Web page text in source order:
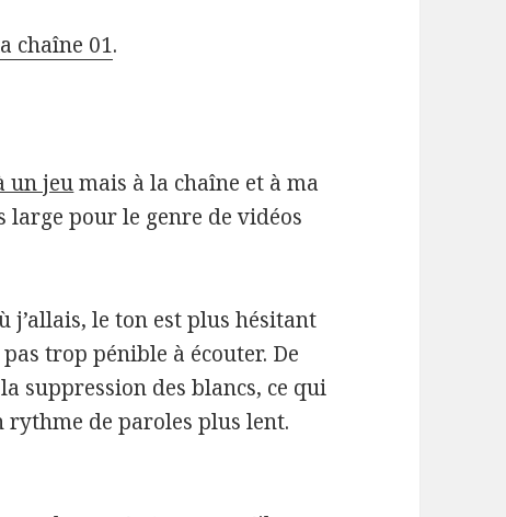
chaîne 01.
un jeumais à la chaîne et à ma
pour le genre de vidéos
j’allais, le ton est plus hésitant
pas trop pénible à écouter. De
suppression des blancs, ce qui
rythme de paroles plus lent.